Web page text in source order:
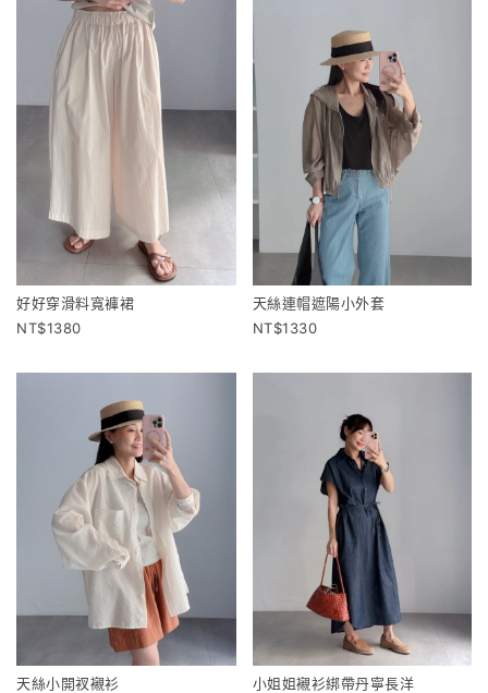
好好穿滑料寬褲裙
1380
天絲連帽遮陽小外套
1330
天絲小開衩襯衫
小姐姐襯衫綁帶丹寧長洋